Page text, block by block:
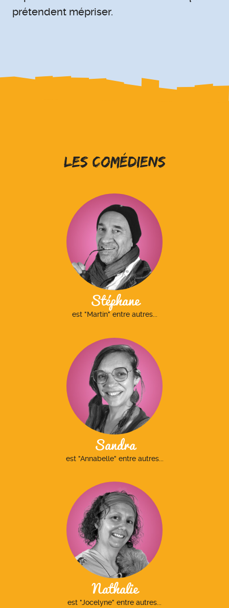
prétendent mépriser.
les Comédiens
Stéphane
est "Martin" entre autres...
Sandra
est "Annabelle" entre autres...
Nathalie
est "Jocelyne" entre autres...